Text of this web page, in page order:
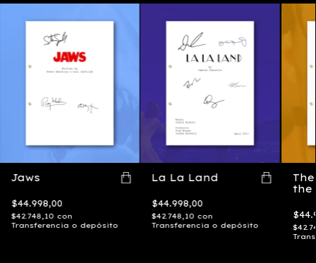
Jaws
$44.998,00
$42.748,10 con
Transferencia o depósito
La La Land
$44.998,00
$42.748,10con
Transferencia o depósito
the